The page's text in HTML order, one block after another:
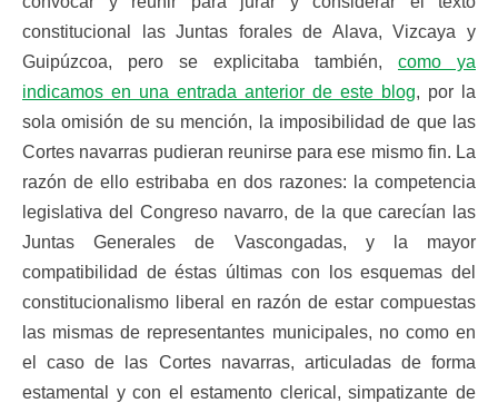
constitucional las Juntas forales de Alava, Vizcaya y
Guipúzcoa, pero se explicitaba también, como ya
indicamos en una entrada anterior de este blog, por la
sola omisión de su mención, la imposibilidad de que las
Cortes navarras pudieran reunirse para ese mismo fin. La
razón de ello estribaba en dos razones: la competencia
legislativa del Congreso navarro, de la que carecían las
Juntas Generales de Vascongadas, y la mayor
compatibilidad de éstas últimas con los esquemas del
constitucionalismo liberal en razón de estar compuestas
las mismas de representantes municipales, no como en
el caso de las Cortes navarras, articuladas de forma
estamental y con el estamento clerical, simpatizante de